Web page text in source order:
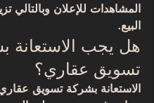
المشاهدات للإعلان وبالتالي
البيع.
هل يجب الاستعانة
تسويق عقاري؟
الاستعانة بشركة تسويق